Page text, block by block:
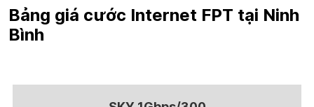
Bảng giá cước Internet FPT tại Ninh
Bình